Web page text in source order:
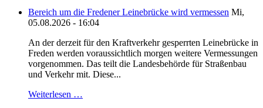
Bereich um die Fredener Leinebrücke wird vermessen Mi,
05.08.2026 - 16:04
An der derzeit für den Kraftverkehr gesperrten Leinebrücke in
Freden werden voraussichtlich morgen weitere Vermessungen
vorgenommen. Das teilt die Landesbehörde für Straßenbau
und Verkehr mit. Diese...
Weiterlesen …